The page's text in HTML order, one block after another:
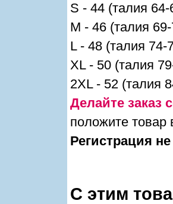
S - 44 (талия
M - 46 (талия
L - 48 (талия
XL - 50 (талия
2XL - 52 (талия
Делайте заказ
положите товар
Регистрация
С этим